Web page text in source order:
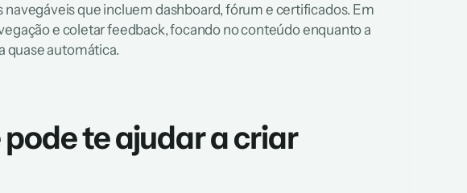
que incluem dashboard, fórum e certificados. Em
e coletar feedback, focando no conteúdo enquanto a
quase automática.
te ajudar a criar